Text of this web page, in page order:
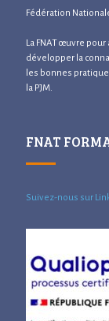
Fédération
La FNAT œuvre
développer la
les bonnes
la PJM.
FNAT
Suivez-nous sur